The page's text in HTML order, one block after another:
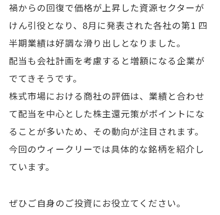
禍からの回復で価格が上昇した資源セクターが
けん引役となり、8月に発表された各社の第1 四
半期業績は好調な滑り出しとなりました。
配当も会社計画を考慮すると増額になる企業が
でてきそうです。
株式市場における商社の評価は、業績と合わせ
て配当を中心とした株主還元策がポイントにな
ることが多いため、その動向が注目されます。
今回のウィークリーでは具体的な銘柄を紹介し
ています。
ぜひご自身のご投資にお役立てください。